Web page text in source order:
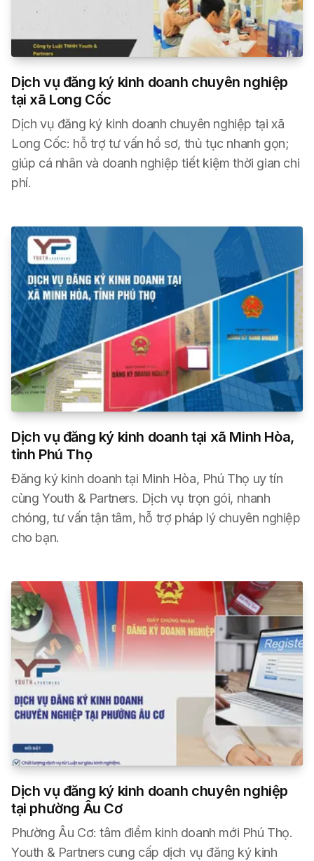
Dịch vụ đăng ký kinh doanh chuyên nghiệp
tại xã Long Cốc
Dịch vụ đăng ký kinh doanh chuyên nghiệp tại xã
Long Cốc: hỗ trợ tư vấn hồ sơ, thủ tục nhanh gọn;
giúp cá nhân và doanh nghiệp tiết kiệm thời gian chi
phí.
Dịch vụ đăng ký kinh doanh tại xã Minh Hòa,
tỉnh Phú Thọ
Đăng ký kinh doanh tại Minh Hòa, Phú Thọ uy tín
cùng Youth & Partners. Dịch vụ trọn gói, nhanh
chóng, tư vấn tận tâm, hỗ trợ pháp lý chuyên nghiệp
cho bạn.
Dịch vụ đăng ký kinh doanh chuyên nghiệp
tại phường Âu Cơ
Phường Âu Cơ: tâm điểm kinh doanh mới Phú Thọ.
Youth & Partners cung cấp dịch vụ đăng ký kinh